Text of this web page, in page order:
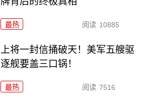
最热 阅读 10885
上将一封信捅破天！美军五艘驱
逐舰要盖三口锅！
最热 阅读 7516